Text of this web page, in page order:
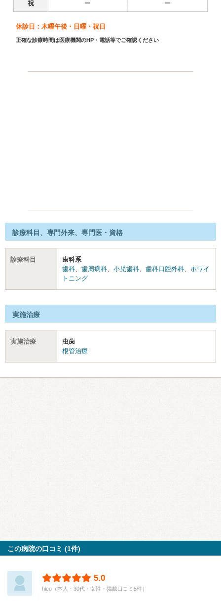
祝 ー ー
休診日：木曜午後・日曜・祝日
正確な診療時間は医療機関のHP・電話等でご確認ください
診療科目、専門外来、専門医・資格
診療科目
歯科系
歯科
歯周病科 小児歯科 歯科口腔外科
ホワイ
トニング
実施治療
実施治療
虫歯
根管治療
この病院の口コミ (1件)
5.0
hico（本人・30代・女性・掲載口コミ5件）